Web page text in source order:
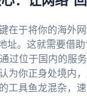
在于将你的海外
址。这就需要借
过位于国内的服
为你正身处境内
工具鱼龙混杂，